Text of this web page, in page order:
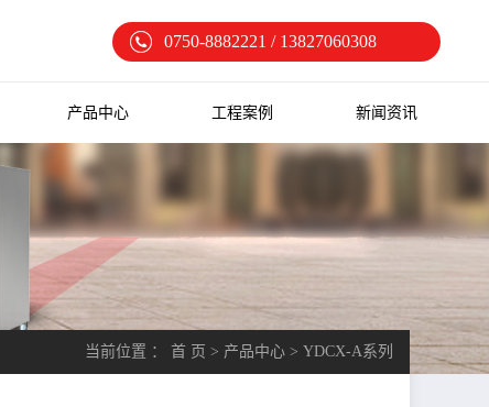
0750-8882221 / 13827060308
产品中心 工程案例 新闻资讯
当前位置 ： 首 页 > 产品中心 > YDCX-A系列